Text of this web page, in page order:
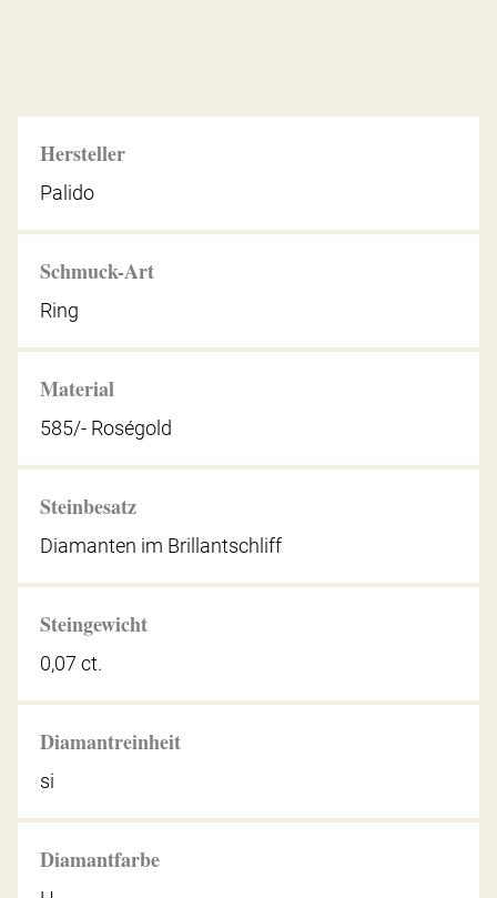
Hersteller
Palido
Schmuck-Art
Ring
Material
585/- Roségold
Steinbesatz
Diamanten im Brillantschliff
Steingewicht
0,07 ct.
Diamantreinheit
si
Diamantfarbe